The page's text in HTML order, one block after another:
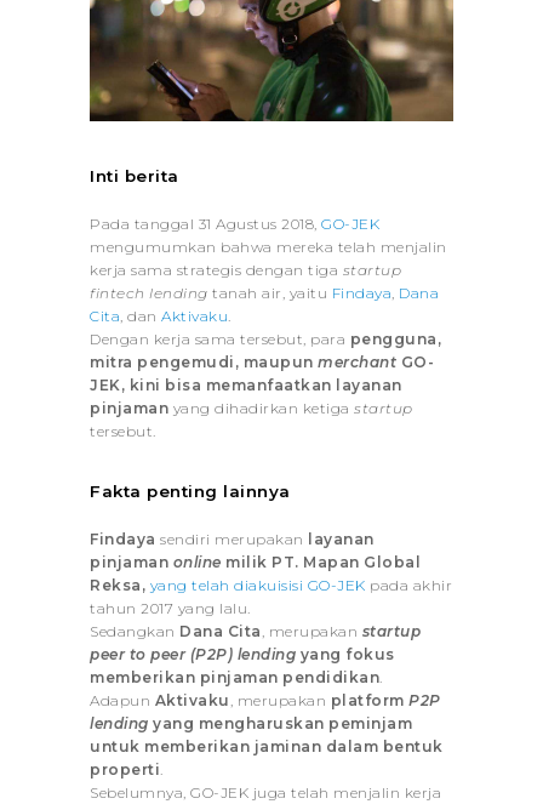
Inti berita
Pada tanggal 31 Agustus 2018, GO-JEK
mengumumkan bahwa mereka telah menjalin
kerja sama strategis dengan tiga startup
fintech lending tanah air, yaitu Findaya Dana
Cita , dan Aktivaku
Dengan kerja sama tersebut, para pengguna,
mitra pengemudi, maupun merchant GO-
JEK, kini bisa memanfaatkan layanan
pinjaman yang dihadirkan ketiga startup
tersebut.
Fakta penting lainnya
Findaya sendiri merupakan
layanan
pinjaman online milik PT. Mapan Global
Reksa, yang telah diakuisisi GO-JEK pada akhir
tahun 2017 yang lalu.
Sedangkan Dana Cita , merupakan startup
peer to peer (P2P) lending yang fokus
memberikan pinjaman pendidikan
Adapun Aktivaku , merupakan platform P2P
lending yang mengharuskan peminjam
untuk memberikan jaminan dalam bentuk
properti
Sebelumnya, GO-JEK juga telah menjalin kerja